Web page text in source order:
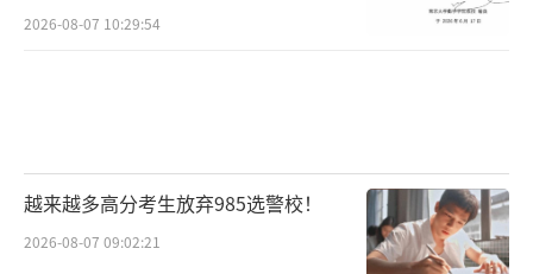
2026-08-07 10:29:54
越来越多高分考生放弃985选警校！
2026-08-07 09:02:21